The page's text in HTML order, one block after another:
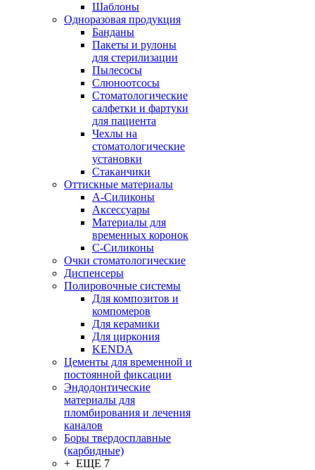
Шаблоны
Одноразовая продукция
Банданы
Пакеты и рулоны
для стерилизации
Пылесосы
Слюноотсосы
Стоматологические
салфетки и фартуки
для пациента
Чехлы на
стоматологические
установки
Стаканчики
Оттискные материалы
А-Силиконы
Аксессуары
Материалы для
временных коронок
С-Силиконы
Очки стоматологические
Диспенсеры
Полировочные системы
Для композитов и
компомеров
Для керамики
Для циркония
KENDA
Цементы для временной и
постоянной фиксации
Эндодонтические
материалы для
пломбирования и лечения
каналов
Боры твердосплавные
(карбидные)
+ ЕЩЕ 7